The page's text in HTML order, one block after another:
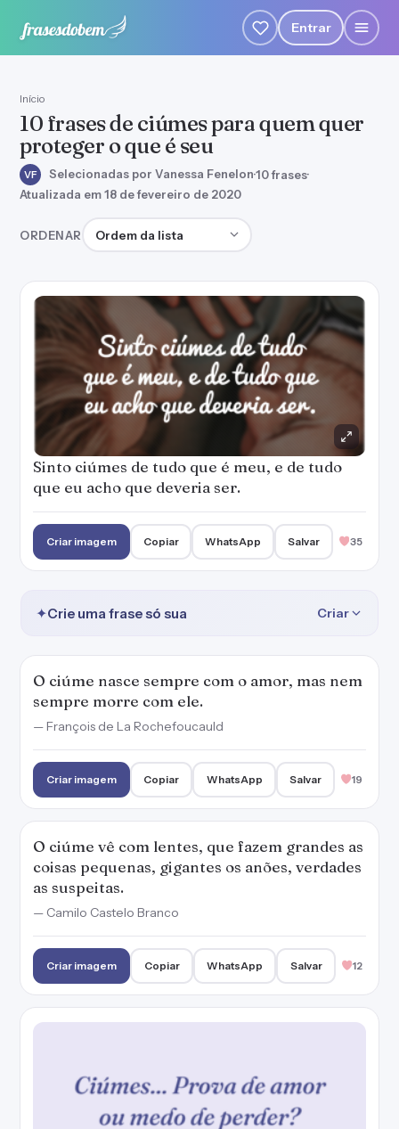
Entrar
Início
10 frases de ciúmes para quem quer
proteger o que é seu
VF Selecionadas por Vanessa Fenelon·10 frases·
Atualizada em 18 de fevereiro de 2020
ORDENAR Ordenar frases
Sinto ciúmes de tudo que é meu, e de tudo
que eu acho que deveria ser.
Criar imagem Copiar WhatsApp Salvar 35
✦Crie uma frase só sua Criar
O ciúme nasce sempre com o amor, mas nem
sempre morre com ele.
— François de La Rochefoucauld
Criar imagem Copiar WhatsApp Salvar 19
O ciúme vê com lentes, que fazem grandes as
coisas pequenas, gigantes os anões, verdades
as suspeitas.
— Camilo Castelo Branco
Criar imagem Copiar WhatsApp Salvar 12